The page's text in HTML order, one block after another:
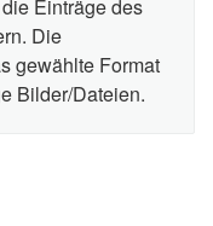
Einträge des
Die
gewählte Format
Bilder/Dateien.